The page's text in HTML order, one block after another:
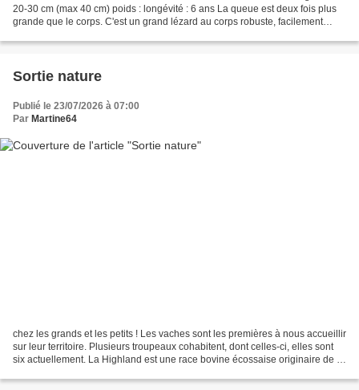
20-30 cm (max 40 cm) poids : longévité : 6 ans La queue est deux fois plus
grande que le corps. C'est un grand lézard au corps robuste, facilement
Sortie nature
Publié le 23/07/2026 à 07:00
Par Martine64
chez les grands et les petits ! Les vaches sont les premières à nous accueillir
sur leur territoire. Plusieurs troupeaux cohabitent, dont celles-ci, elles sont
six actuellement. La Highland est une race bovine écossaise originaire de la